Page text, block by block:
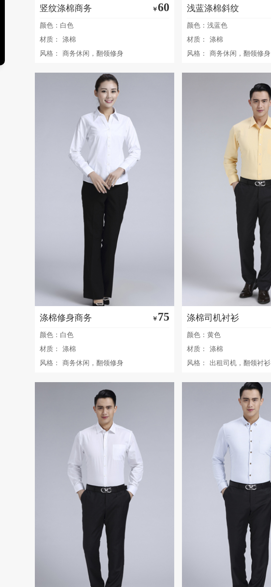
竖纹涤棉商务 ￥60
颜色：白色
材质：
涤棉
风格：
商务休闲，翻领修身
浅蓝涤棉斜纹
颜色：浅蓝色
材质：
涤棉
风格：
商务休闲，翻领修身
涤棉修身商务 ￥ 75
颜色：白色
材质：
涤棉
风格：
商务休闲，翻领修身
涤棉司机衬衫
颜色：黄色
材质：
涤棉
风格：
出租司机，翻领衬衫